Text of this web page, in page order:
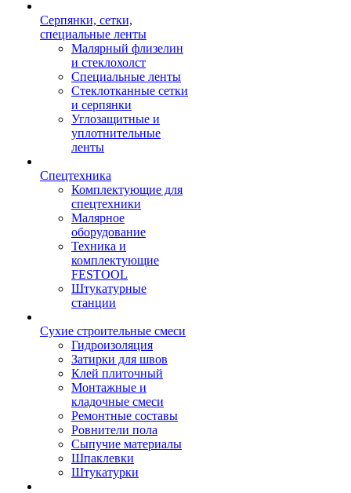
Серпянки, сетки,
специальные ленты
Малярный флизелин
и стеклохолст
Специальные ленты
Стеклотканные сетки
и серпянки
Углозащитные и
уплотнительные
ленты
Спецтехника
Комплектующие для
спецтехники
Малярное
оборудование
Техника и
комплектующие
FESTOOL
Штукатурные
станции
Сухие строительные смеси
Гидроизоляция
Затирки для швов
Клей плиточный
Монтажные и
кладочные смеси
Ремонтные составы
Ровнители пола
Сыпучие материалы
Шпаклевки
Штукатурки